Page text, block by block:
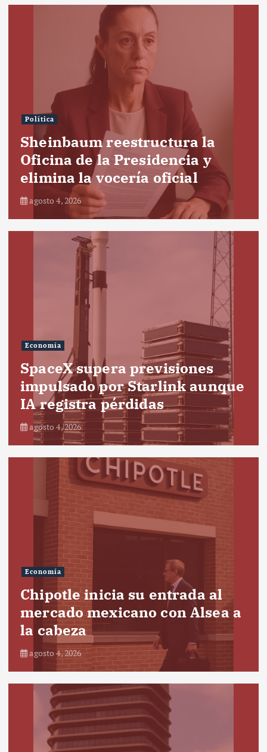
Política
Sheinbaum reestructura la
Oficina de la Presidencia y
elimina la vocería oficial
agosto 4, 2026
Economía
SpaceX supera previsiones
impulsado por Starlink aunque
IA registra pérdidas
agosto 4, 2026
Economía
Chipotle inicia su entrada al
mercado mexicano con Alsea a
la cabeza
agosto 4, 2026